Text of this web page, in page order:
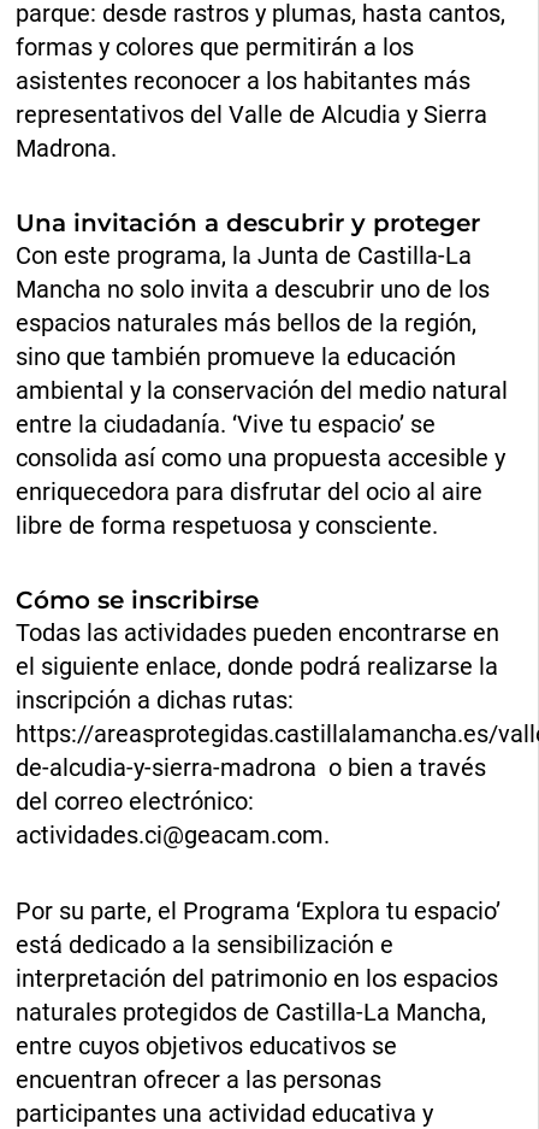
parque: desde rastros y plumas, hasta cantos,
formas y colores que permitirán a los
asistentes reconocer a los habitantes más
representativos del Valle de Alcudia y Sierra
Madrona.
Una invitación a descubrir y proteger
Con este programa, la Junta de Castilla-La
Mancha no solo invita a descubrir uno de los
espacios naturales más bellos de la región,
sino que también promueve la educación
ambiental y la conservación del medio natural
entre la ciudadanía. ‘Vive tu espacio’ se
consolida así como una propuesta accesible y
enriquecedora para disfrutar del ocio al aire
libre de forma respetuosa y consciente.
Cómo se inscribirse
Todas las actividades pueden encontrarse en
el siguiente enlace, donde podrá realizarse la
inscripción a dichas rutas:
https://areasprotegidas.castillalamancha.es/
de-alcudia-y-sierra-madrona o bien a través
del correo electrónico:
actividades.ci@geacam.com.
Por su parte, el Programa ‘Explora tu espacio’
está dedicado a la sensibilización e
interpretación del patrimonio en los espacios
naturales protegidos de Castilla-La Mancha,
entre cuyos objetivos educativos se
encuentran ofrecer a las personas
participantes una actividad educativa y